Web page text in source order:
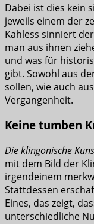
Dabei ist dies kein
jeweils einem der
Kahless sinniert
man aus ihnen
und was für
gibt. Sowohl aus
sollen, wie auch
Vergangenheit.
Keine tumben
Die klingonische
mit dem Bild der
irgendeinem
Stattdessen
Eines, das zeigt,
unterschiedliche